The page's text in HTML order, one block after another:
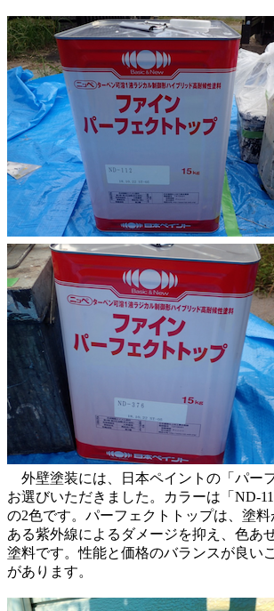
外壁塗装には、日本ペイントの「パー
お選びいただきました。カラーは「ND-
の2色です。パーフェクトトップは、塗
ある紫外線によるダメージを抑え、色あ
塗料です。性能と価格のバランスが良い
があります。